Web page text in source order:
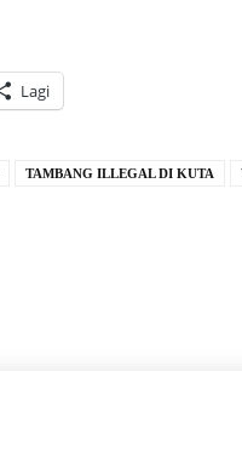
Lagi
TAMBANG ILLEGAL DI KUTA